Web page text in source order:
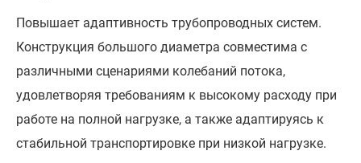
Повышает адаптивность трубопроводных систем.
Конструкция большого диаметра совместима с
различными сценариями колебаний потока,
удовлетворяя требованиям к высокому расходу при
работе на полной нагрузке, а также адаптируясь к
стабильной транспортировке при низкой нагрузке.